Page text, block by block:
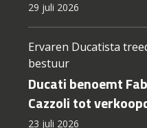
29 juli 2026
Ervaren Ducatista
bestuur
Ducati benoemt
Cazzoli tot
23 juli 2026